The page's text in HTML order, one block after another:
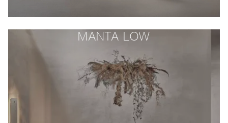
MANTA LOW